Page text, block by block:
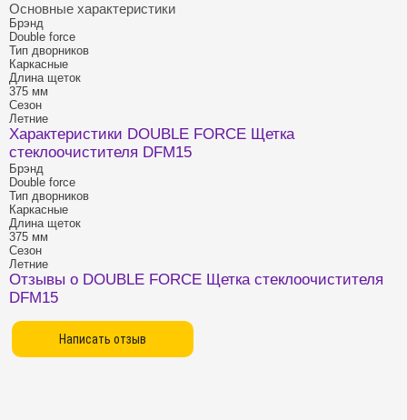
Основные характеристики
Брэнд
Double force
Тип дворников
Каркасные
Длина щеток
375 мм
Сезон
Летние
Характеристики DOUBLE FORCE Щетка
стеклоочистителя DFM15
Брэнд
Double force
Тип дворников
Каркасные
Длина щеток
375 мм
Сезон
Летние
Отзывы о DOUBLE FORCE Щетка стеклоочистителя
DFM15